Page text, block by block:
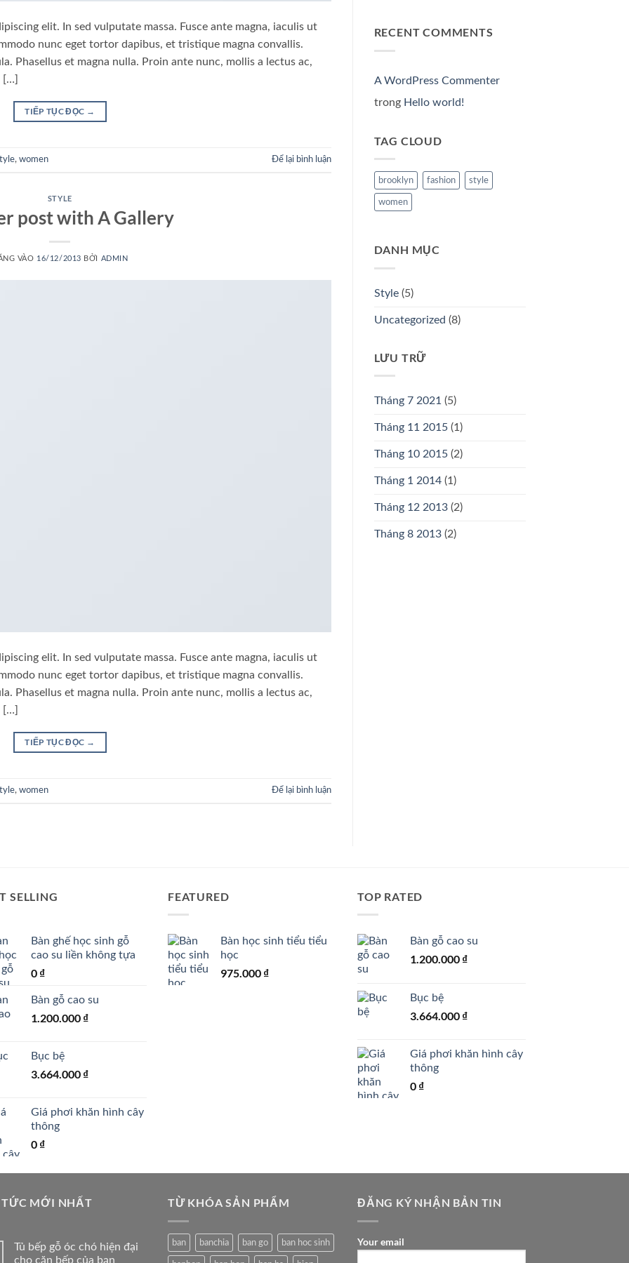
elit. In sed vulputate massa. Fusce ante magna, iaculis ut
nunc eget tortor dapibus, et tristique magna convallis.
Phasellus et magna nulla. Proin ante nunc, mollis a lectus ac,
TIẾP TỤC ĐỌC →
, women Để lại bình luận
STYLE
post with A Gallery
VÀO 16/12/2013 BỞI ADMIN
elit. In sed vulputate massa. Fusce ante magna, iaculis ut
nunc eget tortor dapibus, et tristique magna convallis.
Phasellus et magna nulla. Proin ante nunc, mollis a lectus ac,
TIẾP TỤC ĐỌC →
, women Để lại bình luận
bạn
(
thất
gần
gũi
thiên
RECENT COMMENTS
A WordPress Commenter
trong Hello world!
TAG CLOUD
brooklyn fashion style
women
DANH MỤC
Style(5)
Uncategorized (8)
LƯU TRỮ
Tháng 7 2021(5)
Tháng 11 2015(1)
Tháng 10 2015(2)
Tháng 1 2014(1)
Tháng 12 2013(2)
Tháng 8 2013(2)
SELLING
Bàn ghế học sinh gỗ
cao su liền không tựa
0 ₫
Bàn gỗ cao su
1.200.000 ₫
Bục bệ
3.664.000 ₫
Giá phơi khăn hình cây
thông
0 ₫
FEATURED
Bàn học sinh tiểu tiểu
học
975.000 ₫
TOP RATED
Bàn gỗ cao su
1.200.000 ₫
Bục bệ
3.664.000 ₫
Giá phơi khăn hình cây
thông
0 ₫
MỚI NHẤT
Tủ bếp gỗ óc chó hiện đại
cho căn bếp của bạn
TỪ KHÓA SẢN PHẨM
ban banchia ban go ban hoc sinh
ĐĂNG KÝ NHẬN BẢN TIN
Your email